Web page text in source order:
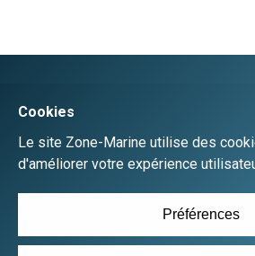
Créer un compte
Se connecter
Déposer une annonce gratuitement